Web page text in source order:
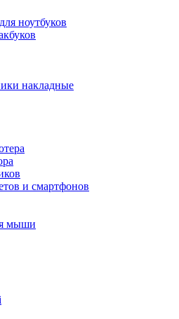
ноутбуков
накладные
и смартфонов
мыши